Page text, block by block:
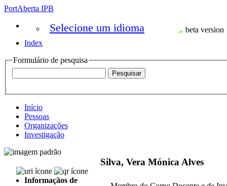
PortAberta IPB
Selecione um idioma
Index
Formulário de pesquisa
Início
Pessoas
Organizações
Investigação
Informaçãos de
Silva, Vera Mónica Alves